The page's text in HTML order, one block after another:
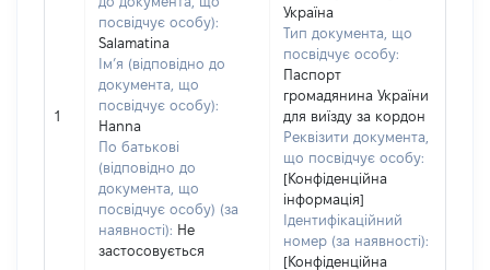
1
посвідчує особу):
Salamatina
Ім’я (відповідно до
документа, що
посвідчує особу):
Hanna
По батькові
(відповідно до
документа, що
посвідчує особу) (за
наявності): Не
застосовується
Україна
Тип документа, що
посвідчує особу:
Паспорт
громадянина України
для виїзду за кордон
Реквізити документа,
що посвідчує особу:
[Конфіденційна
інформація]
Ідентифікаційний
номер (за наявності):
[Конфіденційна